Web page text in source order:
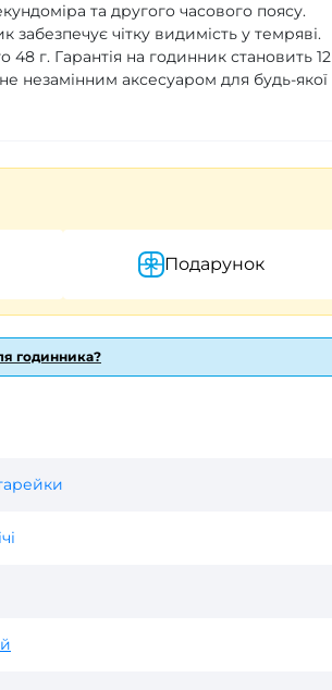
та другого часового поясу.
чітку видимість у темряві.
г. Гарантія на годинник становить 12
незамінним аксесуаром для будь-якої
Подарунок
годинника?